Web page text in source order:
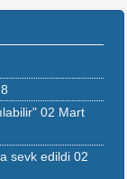
02 Mart
sevk edildi 02